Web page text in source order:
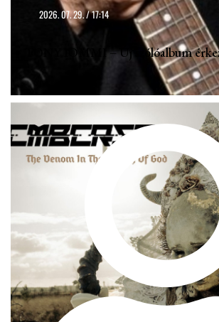
2026. 07. 29. / 17:14
TONY IOMMI – Új szólóalbum